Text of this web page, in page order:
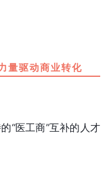
量驱动商业转化
“医工商”互补的人才